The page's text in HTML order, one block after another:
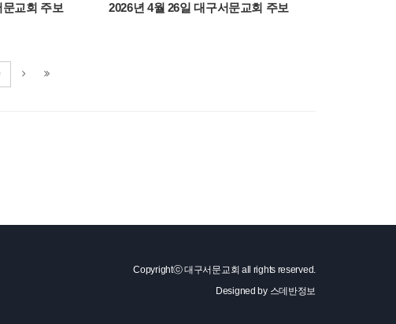
교회 주보 2026년 4월 26일 대구서문교회 주보
Copyrightⓒ 대구서문교회 all rights reserved.
Designed by 스데반정보